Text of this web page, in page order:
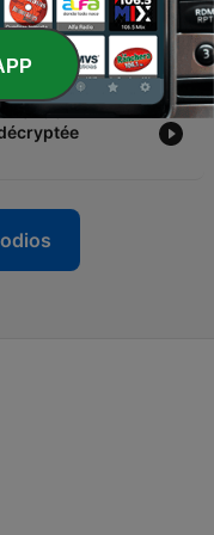
Pierre-Yves
monde